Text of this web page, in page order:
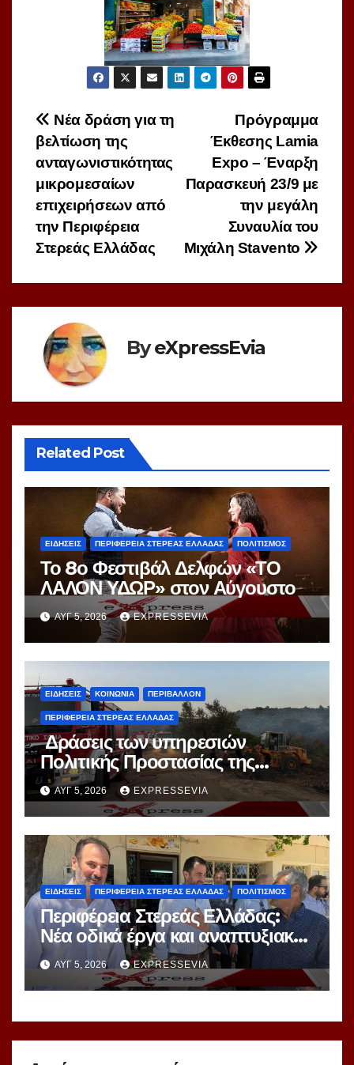
Πλοήγηση
άρθρων
Πρόγραμμα
Έκθεσης Lamia
Expo – Έναρξη
Παρασκευή 23/9 με
την μεγάλη
Συναυλία του
Μιχάλη Stavento
Νέα δράση για τη
βελτίωση της
ανταγωνιστικότητας
μικρομεσαίων
επιχειρήσεων από
την Περιφέρεια
Στερεάς Ελλάδας
ByeXpressEvia
Related Post
ΕΙΔΗΣΕΙΣ ΠΕΡΙΦΕΡΕΙΑ ΣΤΕΡΕΑΣ ΕΛΛΑΔΑΣ ΠΟΛΙΤΙΣΜΟΣ
Το 8ο Φεστιβάλ Δελφών «ΤΟ
ΛΑΛΟΝ ΥΔΩΡ» στον Αύγουστο
ΑΥΓ 5, 2026 EXPRESSEVIA
ΕΙΔΗΣΕΙΣ ΚΟΙΝΩΝΙΑ ΠΕΡΙΒΑΛΛΟΝ
ΠΕΡΙΦΕΡΕΙΑ ΣΤΕΡΕΑΣ ΕΛΛΑΔΑΣ
Δράσεις των υπηρεσιών
Πολιτικής Προστασίας της
Περιφέρειας Στερεάς Ελλάδας για
την αντιμετώπιση των
πυρκαγιών
ΑΥΓ 5, 2026 EXPRESSEVIA
ΕΙΔΗΣΕΙΣ ΠΕΡΙΦΕΡΕΙΑ ΣΤΕΡΕΑΣ ΕΛΛΑΔΑΣ ΠΟΛΙΤΙΣΜΟΣ
Περιφέρεια Στερεάς Ελλάδας:
Νέα οδικά έργα και αναπτυξιακή
ώθηση μέσω της ΟΧΕ Αγράφων
και της Λίμνης Κρεμαστών
ΑΥΓ 5, 2026 EXPRESSEVIA